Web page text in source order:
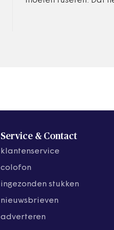
Service & Contact
klantenservice
colofon
ingezonden stukken
nieuwsbrieven
adverteren